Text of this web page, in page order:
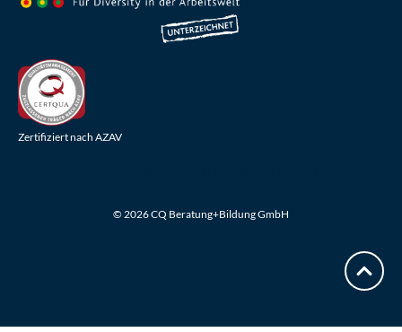
Zertifiziert nach AZAV
© 2026 CQ Beratung+Bildung GmbH